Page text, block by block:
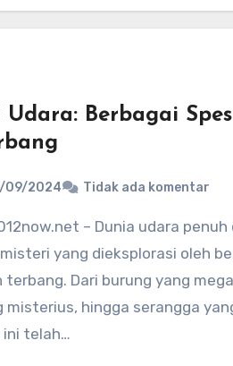
Udara: Berbagai
09/2024 Tidak ada komentar
yang dieksplorasi oleh
terbang. Dari burung yang
misterius, hingga serangga
telah…